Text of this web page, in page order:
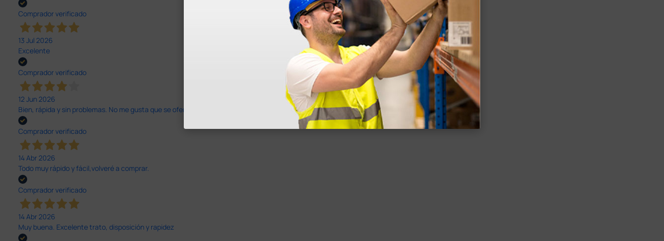
Comprador verificado
13 Jul 2026
Excelente
Comprador verificado
12 Jun 2026
Bien, rápida y sin problemas. No me gusta que se oferten productos sin incluir el IVA que luego nos van a cobrar.
Comprador verificado
14 Abr 2026
Todo muy rápido y fácil,volveré a comprar.
Comprador verificado
14 Abr 2026
Muy buena. Excelente trato, disposición y rapidez